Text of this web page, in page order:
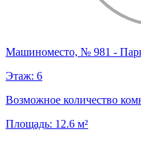
Машиноместо, № 981 -
Этаж: 6
Возможное количество
Площадь: 12.6 м²